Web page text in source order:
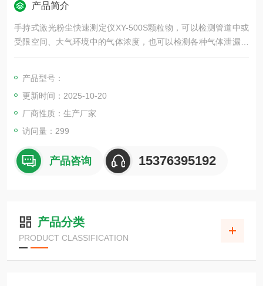
产品简介
手持式激光粉尘快速测定仪XY-500S颗粒物，可以检测管道中或
受限空间、大气环境中的气体浓度，也可以检测各种气体泄漏和
各种背景气体为氮气或氧气的高浓度单一气体纯度，检测种类超
产品型号：
更新时间：2025-10-20
厂商性质：生产厂家
访问量：299
产品咨询 15376395192
产品分类
PRODUCT CLASSIFICATION